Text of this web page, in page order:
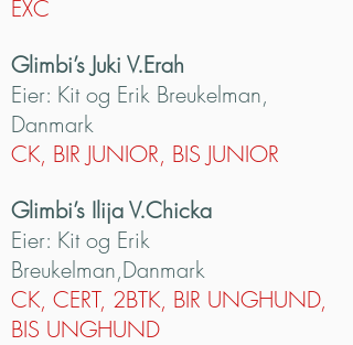
EXC
Glimbi’s Juki V.Erah
Eier: Kit og Erik Breukelman,
Danmark
CK, BIR JUNIOR, BIS JUNIOR
Glimbi’s Ilija V.Chicka
Eier: Kit og Erik
Breukelman,Danmark
CK, CERT, 2BTK, BIR UNGHUND,
BIS UNGHUND